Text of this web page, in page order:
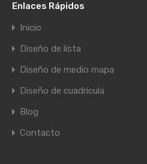
Enlaces Rápidos
Inicio
Diseño de lista
Diseño de medio mapa
Diseño de cuadrícula
Blog
Contacto